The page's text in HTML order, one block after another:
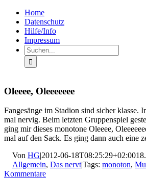
Zum
Inhalt
springen
FacebookHome
Datenschutz
Hilfe/Info
Impressum
Suche
nach:
Oleeee, Oleeeeeee
Fangesänge im Stadion sind sicher klasse.
mal nervig. Beim letzten Gruppenspiel
ging mir dieses monotone Oleeee,
mal auf den Sack. Es ging dann auch eine
Von HG|2012-06-18T08:25:29+02:00
Allgemein, Das nervt|Tags: monoton,
Kommentare